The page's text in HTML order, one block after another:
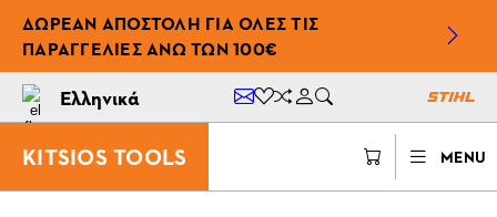
ΔΩΡΕΆΝ ΑΠΟΣΤΟΛΉ ΓΙΑ ΌΛΕΣ ΤΙΣ
ΠΑΡΑΓΓΕΛΊΕΣ ΆΝΩ ΤΩΝ 100€
Ελληνικά
KITSIOS TOOLS MENU